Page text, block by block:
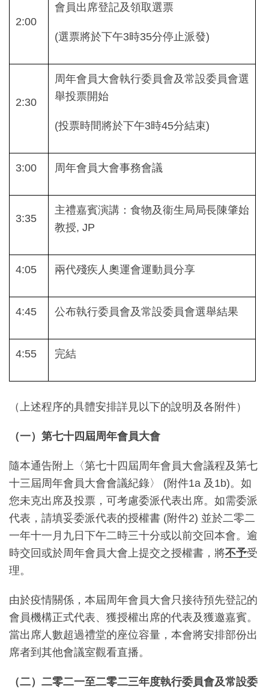
2:00
會員出席登記及領取選票
(選票將於下午3時35分停止派發)
2:30
周年會員大會執行委員會及常設委員會選
舉投票開始
(投票時間將於下午3時45分結束)
3:00 周年會員大會事務會議
3:35
主禮嘉賓演講：食物及衞生局局長陳肇始
教授, JP
4:05 兩代殘疾人奧運會運動員分享
4:45 公布執行委員會及常設委員會選舉結果
4:55 完結
（上述程序的具體安排詳見以下的說明及各附件）
（一）第七十四屆周年會員大會
隨本通告附上〈第七十四屆周年會員大會議程及第七
十三屆周年會員大會會議紀錄〉 (附件1a 及1b)。如
您未克出席及投票，可考慮委派代表出席。如需委派
代表，請填妥委派代表的授權書 (附件2) 並於二零二
一年十一月九日下午二時三十分或以前交回本會。逾
時交回或於周年會員大會上提交之授權書，將不予受
理。
由於疫情關係，本屆周年會員大會只接待預先登記的
會員機構正式代表、獲授權出席的代表及獲邀嘉賓。
當出席人數超過禮堂的座位容量，本會將安排部份出
席者到其他會議室觀看直播。
（二）二零二一至二零二三年度執行委員會及常設委